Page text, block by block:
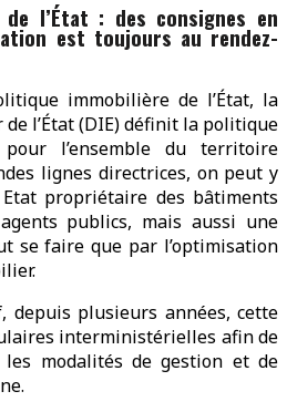
l’État : des consignes en
est toujours au rendez-
immobilière de l’État, la
l’État (DIE) définit la politique
l’ensemble du territoire
lignes directrices, on peut y
propriétaire des bâtiments
publics, mais aussi une
se faire que par l’optimisation
depuis plusieurs années, cette
interministérielles afin de
modalités de gestion et de